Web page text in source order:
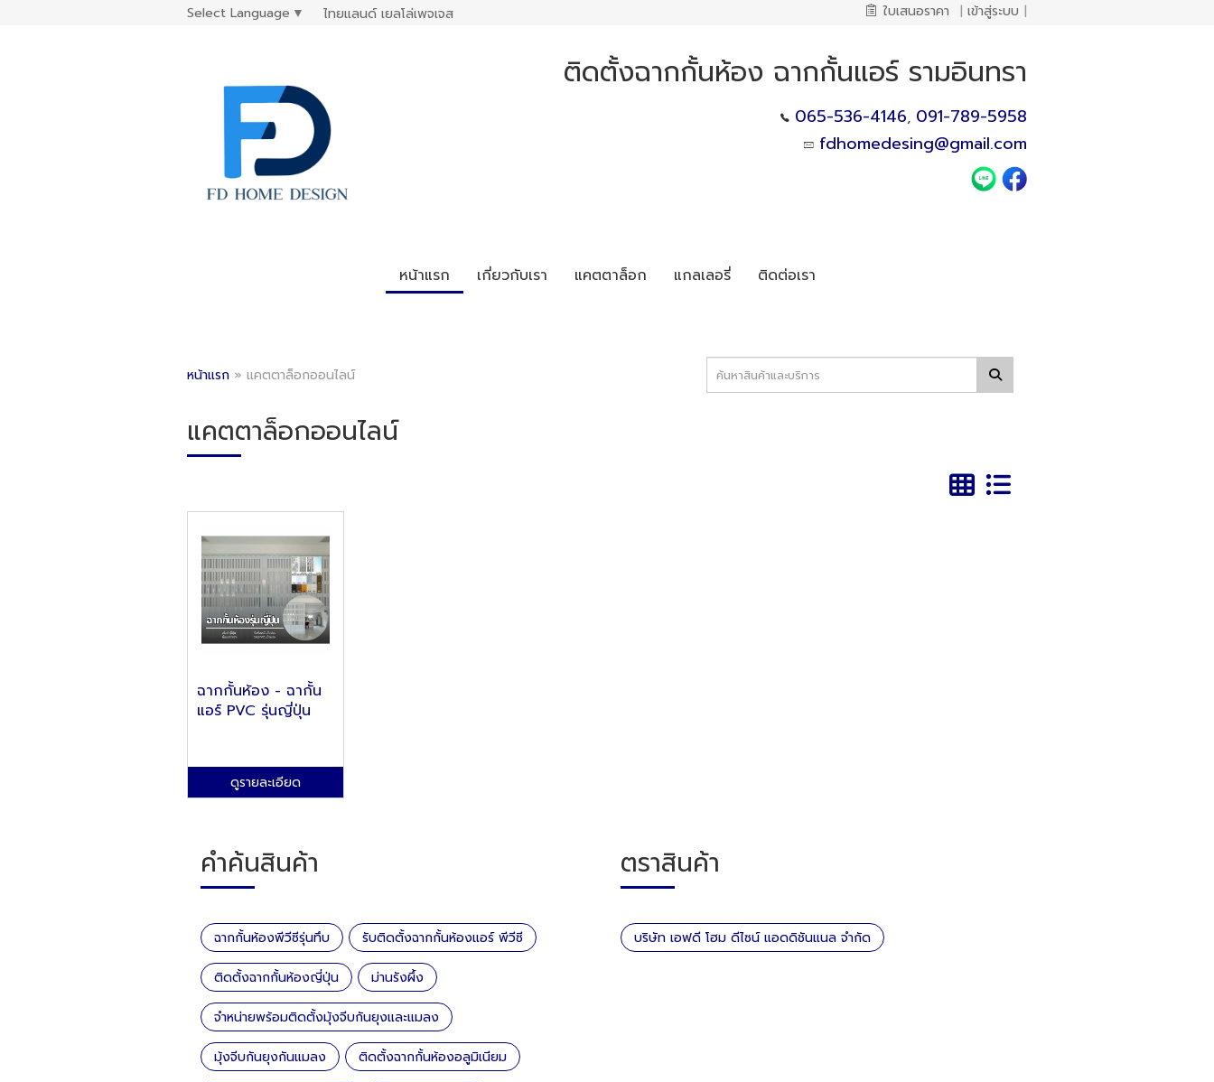
Select Language ▼ ไทยแลนด์ เยลโล่เพจเจส ใบเสนอราคา | เข้าสู่ระบบ |
ติดตั้งฉากกั้นห้อง ฉากกั้นแอร์ รามอินทรา
065-536-4146, 091-789-5958
fdhomedesing@gmail.com
หน้าแรก เกี่ยวกับเรา แคตตาล็อก แกลเลอรี่ ติดต่อเรา
หน้าแรก » แคตตาล็อกออนไลน์
แคตตาล็อกออนไลน์
ฉากกั้นห้อง - ฉากั้น
แอร์ PVC รุ่นญี่ปุ่น
ดูรายละเอียด
คำค้นสินค้า
ฉากกั้นห้องพีวีซีรุ่นทึบ รับติดตั้งฉากกั้นห้องแอร์ พีวีซี
ติดตั้งฉากกั้นห้องญี่ปุ่น ม่านรังผึ้ง
จำหน่ายพร้อมติดตั้งมุ้งจีบกันยุงและแมลง
มุ้งจีบกันยุงกันแมลง ติดตั้งฉากกั้นห้องอลูมิเนียม
ตราสินค้า
บริษัท เอฟดี โฮม ดีไซน์ แอดดิชันแนล จำกัด